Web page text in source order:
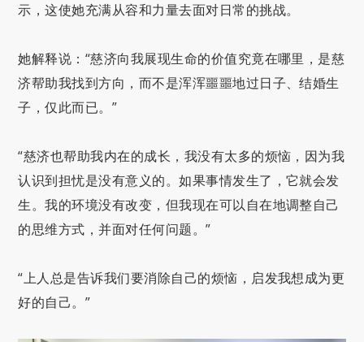
示，这使她充满从容和力量去面对日常的挑战。
她解释说：“慈济向我展现生命的价值究竟在哪里，是慈
济帮助我找到方向，而不是浑浑噩噩地过日子、结婚生
子，仅此而已。”
“慈济也帮助我内在的成长，我没有太多的烦恼，因为我
认识到担忧是没有意义的。如果事情发生了，它就会发
生。我的环境没有改变，但我现在可以自在地调整自己
的思维方式，并面对任何问题。”
“上人总是告诉我们要消除自己的烦恼，启发我想成为更
好的自己。”